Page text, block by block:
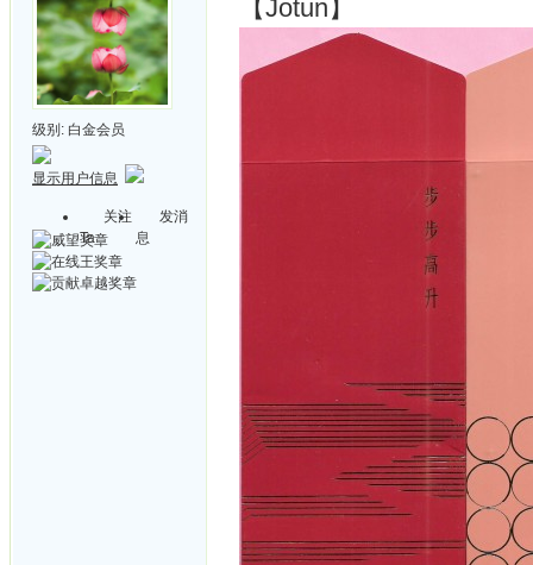
级别: 白金会员
显示用户信息
关注
Ta
发消
息
【Jotun】